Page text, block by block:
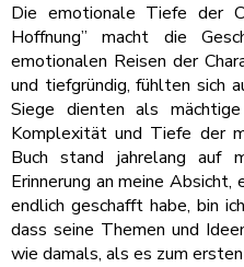
Die emotionale Tiefe der
Hoffnung” macht die
emotionalen Reisen der
und tiefgründig, fühlten sich
Siege dienten als
Komplexität und Tiefe der
Buch stand jahrelang auf
Erinnerung an meine
endlich geschafft habe, bin
dass seine Themen und
wie damals, als es zum